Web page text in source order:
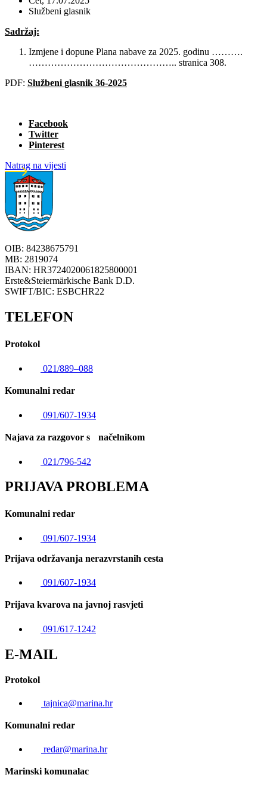
Službeni glasnik
Sadržaj:
Izmjene i dopune Plana nabave za 2025. godinu ……….
……………………………………….. stranica 308.
PDF: Službeni glasnik 36-2025
Facebook
Twitter
Pinterest
Natrag na vijesti
OIB: 84238675791
MB: 2819074
IBAN: HR3724020061825800001
Erste&Steiermärkische Bank D.D.
SWIFT/BIC: ESBCHR22
TELEFON
Protokol
021/889–088
Komunalni redar
091/607-1934
Najava za razgovor s načelnikom
021/796-542
PRIJAVA PROBLEMA
Komunalni redar
091/607-1934
Prijava održavanja nerazvrstanih cesta
091/607-1934
Prijava kvarova na javnoj rasvjeti
091/617-1242
E-MAIL
Protokol
tajnica@marina.hr
Komunalni redar
redar@marina.hr
Marinski komunalac